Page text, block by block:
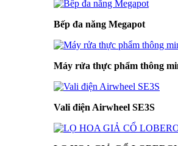
Bếp đa năng Megapot
Máy rửa thực phẩm thông
Vali điện Airwheel SE3S